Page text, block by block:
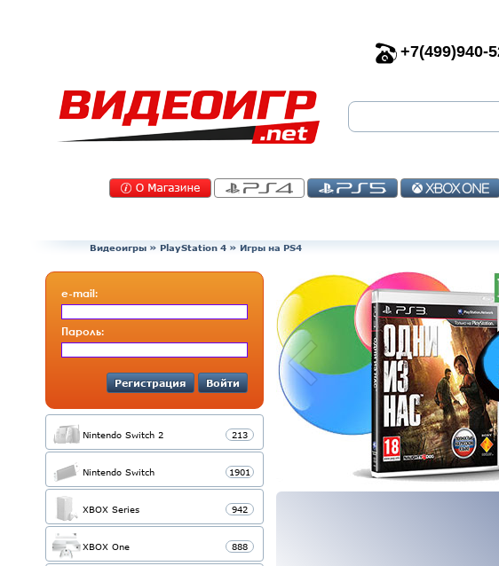
+7(499)940-
Видеоигры » PlayStation 4 » Игры на PS4
e-mail:
Пароль:
Регистрация Войти
Nintendo Switch 2 213
Nintendo Switch 1901
XBOX Series 942
XBOX One 888